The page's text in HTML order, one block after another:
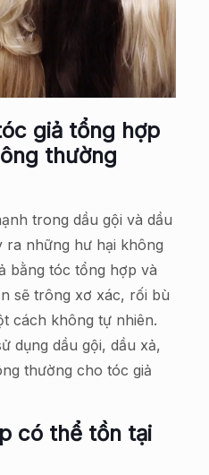
giả tổng hợp
thường
trong dầu gội và dầu
ra những hư hại không
bằng tóc tổng hợp và
sẽ trông xơ xác, rối bù
cách không tự nhiên.
dụng dầu gội, dầu xả,
thường cho tóc giả
có thể tồn tại